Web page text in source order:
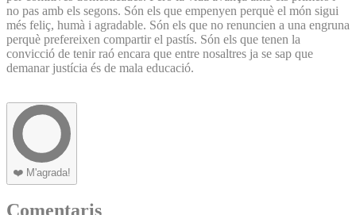
no pas amb els segons. Són els que empenyen perquè el món sigui
més feliç, humà i agradable. Són els que no renuncien a una engruna
perquè prefereixen compartir el pastís. Són els que tenen la
convicció de tenir raó encara que entre nosaltres ja se sap que
demanar justícia és de mala educació.
❤️ M'agrada!
Comentaris